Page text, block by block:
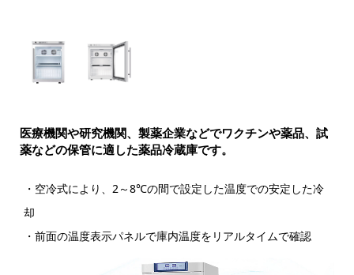
医療機関や研究機関、製薬企業などでワクチンや薬品、試
薬などの保管に適した薬品冷蔵庫です。
・空冷式により、2～8℃の間で設定した温度での安定した冷
却
・前面の温度表示パネルで庫内温度をリアルタイムで確認